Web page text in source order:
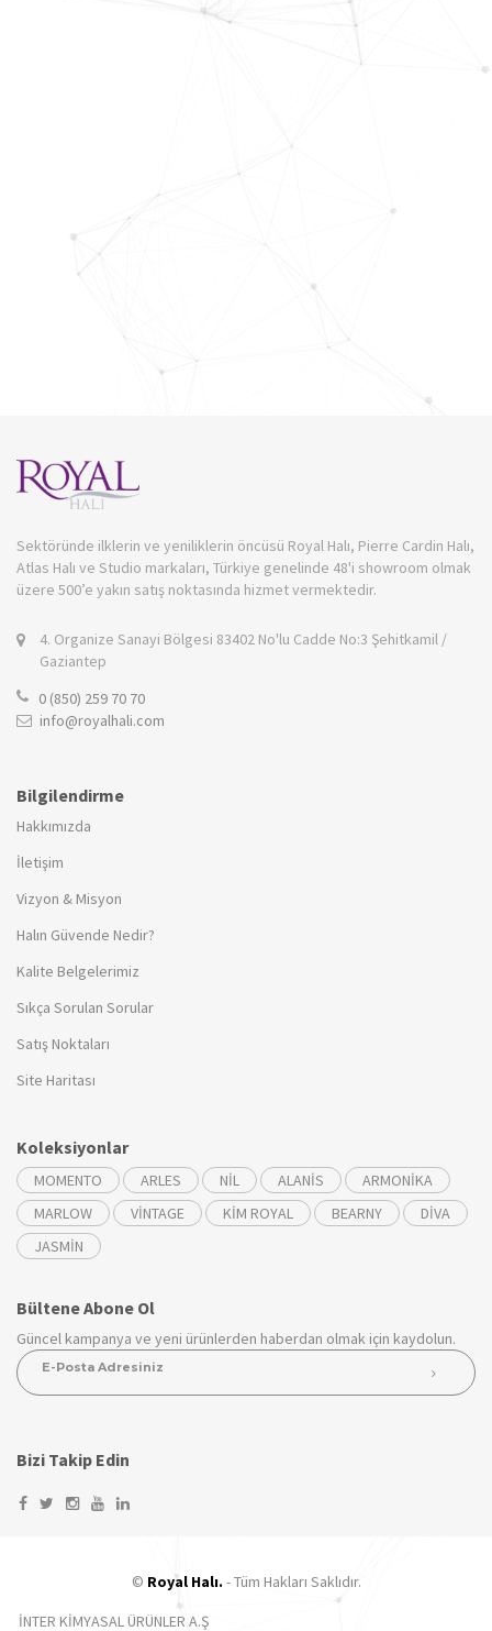
Sektöründe ilklerin ve yeniliklerin öncüsü Royal Halı, Pierre Cardin Halı,
Atlas Halı ve Studio markaları, Türkiye genelinde 48'i showroom olmak
üzere 500’e yakın satış noktasında hizmet vermektedir.
4. Organize Sanayi Bölgesi 83402 No'lu Cadde No:3 Şehitkamil /
Gaziantep
0 (850) 259 70 70
info@royalhali.com
Bilgilendirme
Hakkımızda
İletişim
Vizyon & Misyon
Halın Güvende Nedir?
Kalite Belgelerimiz
Sıkça Sorulan Sorular
Satış Noktaları
Site Haritası
Koleksiyonlar
MOMENTO ARLES NİL ALANİS
ARMONİKA
MARLOW
VİNTAGE KİM ROYAL BEARNY
DİVA
JASMİN
Bültene Abone Ol
Güncel kampanya ve yeni ürünlerden haberdan olmak için kaydolun.
Bizi Takip Edin
© Royal Halı. - Tüm Hakları Saklıdır.
İNTER KİMYASAL ÜRÜNLER A.Ş